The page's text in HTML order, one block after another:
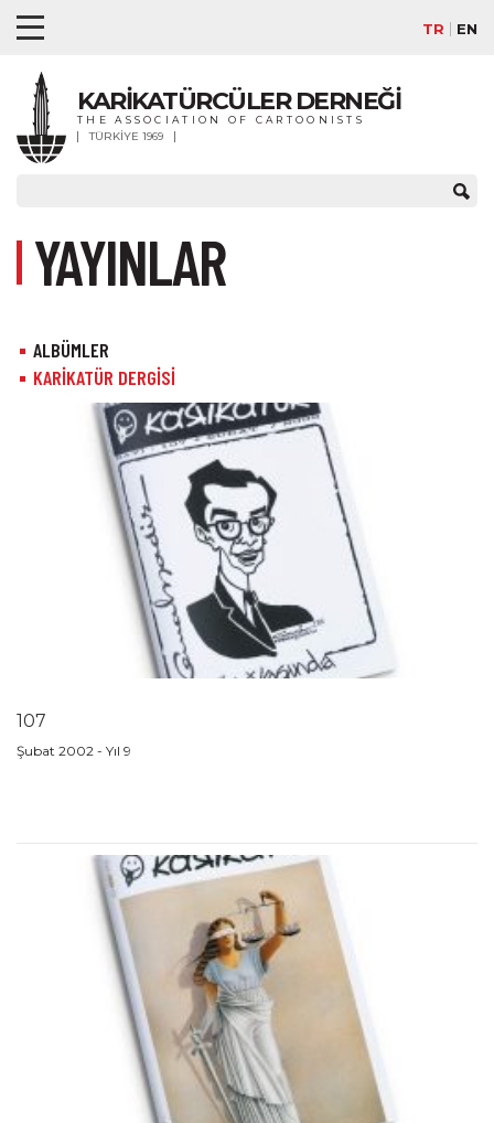
TR EN
KARİKATÜRCÜLER DERNEĞİ
THE ASSOCIATION OF CARTOONISTS
TÜRKİYE 1969
YAYINLAR
ALBÜMLER
KARİKATÜR DERGİSİ
107
Şubat 2002 - Yıl 9